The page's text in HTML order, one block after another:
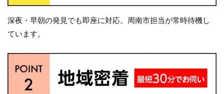
深夜・早朝の発見でも即座に対応。周南市担当が常時待機し
ています。